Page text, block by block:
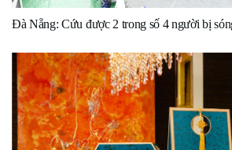
Đà Nẵng: Cứu được 2 trong số 4 người bị